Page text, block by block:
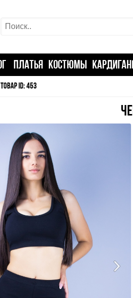
ПЛАТЬЯ КОСТЮМЫ
ТОВАР ID: 453